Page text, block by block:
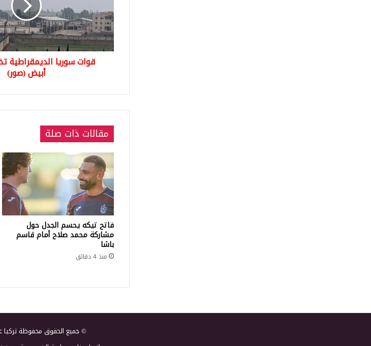
معبر
تل
أبيض
(صور)
قوات سوريا الديمقراطية
أبيض (صور)
مقالات ذات صلة
فاتح تيكه يحسم الجدل حول
مشاركة محمد صلاح أمام قاسم
باشا
منذ 4 دقائق
© جميع الحقوق محفوظة تركيا